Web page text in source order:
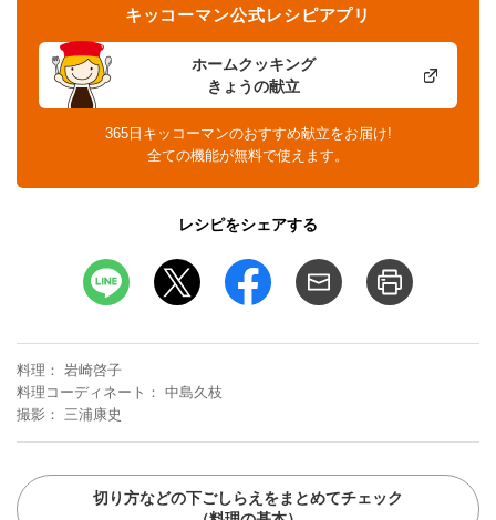
ホームクッキング
きょうの献立
キッコーマン公式レシピアプリ
365日キッコーマンのおすすめ献立をお届け!
全ての機能が無料で使えます。
レシピをシェアする
料理
岩崎啓子
料理コーディネート
中島久枝
撮影
三浦康史
切り方などの下ごしらえをまとめてチェック